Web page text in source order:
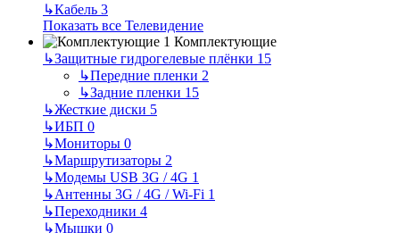
↳Кабель 3
Показать все Телевидение
Комплектующие
↳Защитные гидрогелевые плёнки 15
↳Передние пленки 2
↳Задние пленки 15
↳Жесткие диски 5
↳ИБП 0
↳Мониторы 0
↳Маршрутизаторы 2
↳Модемы USB 3G / 4G 1
↳Антенны 3G / 4G / Wi-Fi 1
↳Переходники 4
↳Мышки 0